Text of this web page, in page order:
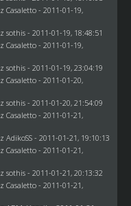
Casaletto- 2011-01-19,
sothis- 2011-01-19, 18:48:51
Casaletto- 2011-01-19,
sothis- 2011-01-19, 23:04:19
Casaletto- 2011-01-20,
sothis- 2011-01-20, 21:54:09
Casaletto- 2011-01-21,
AdikoSS - 2011-01-21, 19:10:13
Casaletto- 2011-01-21,
sothis- 2011-01-21, 20:13:32
Casaletto- 2011-01-21,